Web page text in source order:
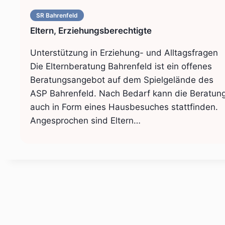
SR Bahrenfeld
Eltern, Erziehungsberechtigte
Unterstützung in Erziehung- und Alltagsfragen
Die Elternberatung Bahrenfeld ist ein offenes
Beratungsangebot auf dem Spielgelände des
ASP Bahrenfeld. Nach Bedarf kann die
auch in Form eines Hausbesuches stattfinden.
Angesprochen sind Eltern…